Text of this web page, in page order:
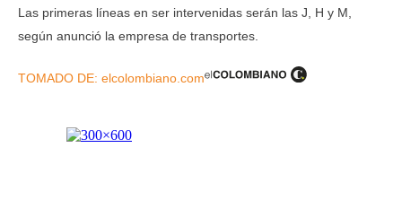
Las primeras líneas en ser intervenidas serán las J, H y M,
según anunció la empresa de transportes.
TOMADO DE: elcolombiano.com